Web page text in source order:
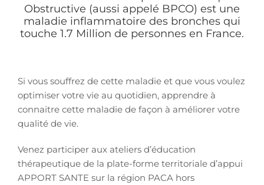
Obstructive (aussi appelé BPCO) est une
maladie inflammatoire des bronches qui
touche 1.7 Million de personnes en France.
Si vous souffrez de cette maladie et que vous voulez
optimiser votre vie au quotidien, apprendre à
connaitre cette maladie de façon à améliorer votre
qualité de vie.
Venez participer aux ateliers d’éducation
thérapeutique de la plate-forme territoriale d’appui
APPORT SANTE sur la région PACA hors